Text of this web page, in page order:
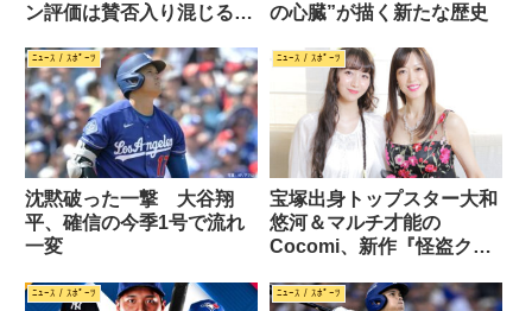
ン評価は賛否入り混じるパ
の心臓”が描く新たな歴史
ﾆｭｰｽ / ｽﾎﾟｰﾂ
沈黙破った一撃 大谷翔
平、確信の今季1号で流れ
一変
ﾆｭｰｽ / ｽﾎﾟｰﾂ
宝塚出身トップスター大和
悠河＆マルチ才能の
Cocomi、新作『怪盗クイ
ﾆｭｰｽ / ｽﾎﾟｰﾂ ﾆｭｰｽ / ｽﾎﾟｰﾂ